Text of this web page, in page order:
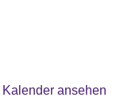
ansehen